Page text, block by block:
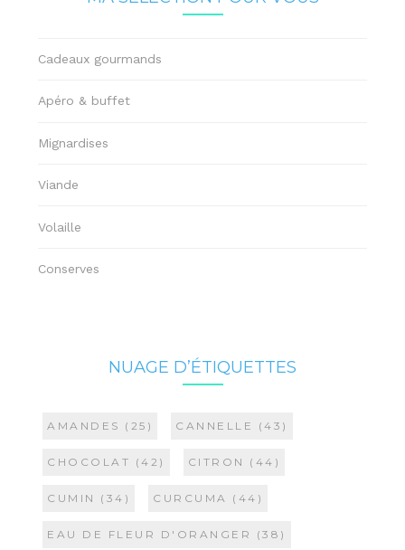
Cadeaux gourmands
Apéro & buffet
Mignardises
Viande
Volaille
Conserves
NUAGE D’ÉTIQUETTES
AMANDES (25) CANNELLE (43)
CHOCOLAT (42) CITRON (44)
CUMIN (34) CURCUMA (44)
EAU DE FLEUR D'ORANGER (38)